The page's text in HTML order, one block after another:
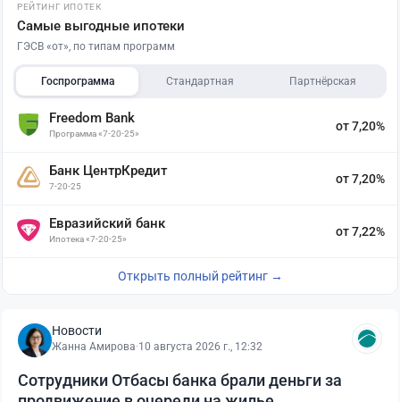
РЕЙТИНГ ИПОТЕК
Самые выгодные ипотеки
ГЭСВ «от», по типам программ
Госпрограмма Стандартная Партнёрская
Freedom Bank
Программа «7-20-25»
от 7,20%
Банк ЦентрКредит
7-20-25
от 7,20%
Евразийский банк
Ипотека «7-20-25»
от 7,22%
Открыть полный рейтинг →
Новости
Жанна Амирова·10 августа 2026 г., 12:32
Сотрудники Отбасы банка брали деньги за